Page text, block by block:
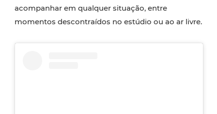
acompanhar em qualquer situação, entre
momentos descontraídos no estúdio ou ao ar livre.